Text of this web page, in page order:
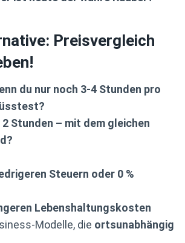
Preisvergleich
du nur noch 3-4 Stunden pro
Stunden – mit dem gleichen
Steuern oder 0 %
Lebenshaltungskosten
Modelle, die ortsunabhängig